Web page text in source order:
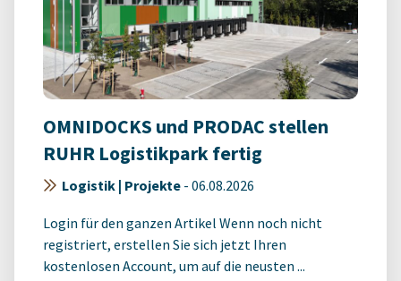
OMNIDOCKS und PRODAC stellen
RUHR Logistikpark fertig
Logistik | Projekte - 06.08.2026
Login für den ganzen Artikel Wenn noch nicht
registriert, erstellen Sie sich jetzt Ihren
kostenlosen Account, um auf die neusten ...